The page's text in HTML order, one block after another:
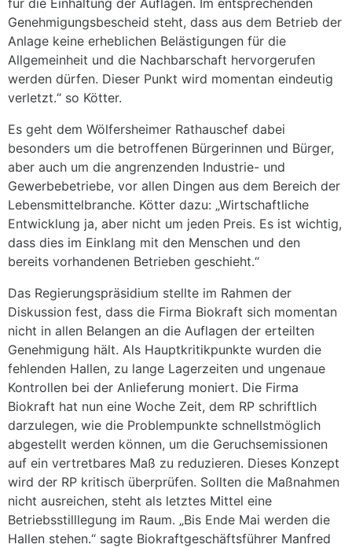
Genehmigungsbescheid steht, dass aus dem Betrieb der
Anlage keine erheblichen Belästigungen für die
Allgemeinheit und die Nachbarschaft hervorgerufen
werden dürfen. Dieser Punkt wird momentan eindeutig
verletzt.“ so Kötter.
Es geht dem Wölfersheimer Rathauschef dabei
besonders um die betroffenen Bürgerinnen und Bürger,
aber auch um die angrenzenden Industrie- und
Gewerbebetriebe, vor allen Dingen aus dem Bereich der
Lebensmittelbranche. Kötter dazu: „Wirtschaftliche
Entwicklung ja, aber nicht um jeden Preis. Es ist wichtig,
dass dies im Einklang mit den Menschen und den
bereits vorhandenen Betrieben geschieht.“
Das Regierungspräsidium stellte im Rahmen der
Diskussion fest, dass die Firma Biokraft sich momentan
nicht in allen Belangen an die Auflagen der erteilten
Genehmigung hält. Als Hauptkritikpunkte wurden die
fehlenden Hallen, zu lange Lagerzeiten und ungenaue
Kontrollen bei der Anlieferung moniert. Die Firma
Biokraft hat nun eine Woche Zeit, dem RP schriftlich
darzulegen, wie die Problempunkte schnellstmöglich
abgestellt werden können, um die Geruchsemissionen
auf ein vertretbares Maß zu reduzieren. Dieses Konzept
wird der RP kritisch überprüfen. Sollten die Maßnahmen
nicht ausreichen, steht als letztes Mittel eine
Betriebsstilllegung im Raum. „Bis Ende Mai werden die
Hallen stehen.“ sagte Biokraftgeschäftsführer Manfred